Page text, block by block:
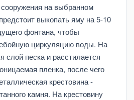
сооружения на выбранном
выкопать яму на 5-10
фонтана, чтобы
циркуляцию воды. На
слой песка и расстилается
пленка, после чего
крестовина -
камня. На крестовину